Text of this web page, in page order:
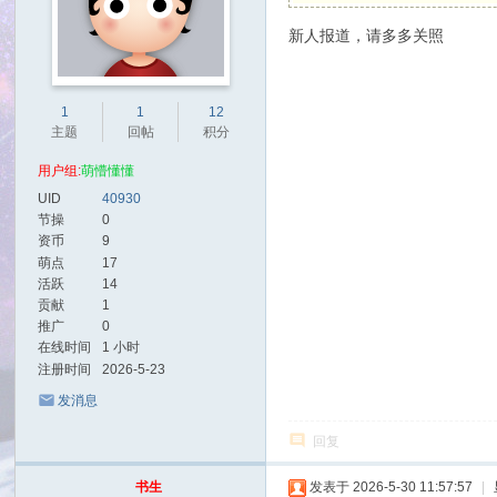
1
主题
1
回帖
12
积分
用户组:萌懵懂懂
UID
40930
节操
0
资币
9
萌点
17
活跃
14
贡献
1
推广
0
在线时间
1 小时
注册时间
2026-5-23
发消息
新人报道，请多多关照
回复
书生 发表于 2026-5-30 11:57:57